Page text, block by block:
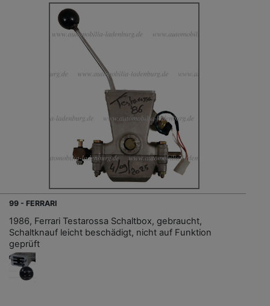
99 - FERRARI
1986, Ferrari Testarossa Schaltbox, gebraucht,
Schaltknauf leicht beschädigt, nicht auf Funktion
geprüft